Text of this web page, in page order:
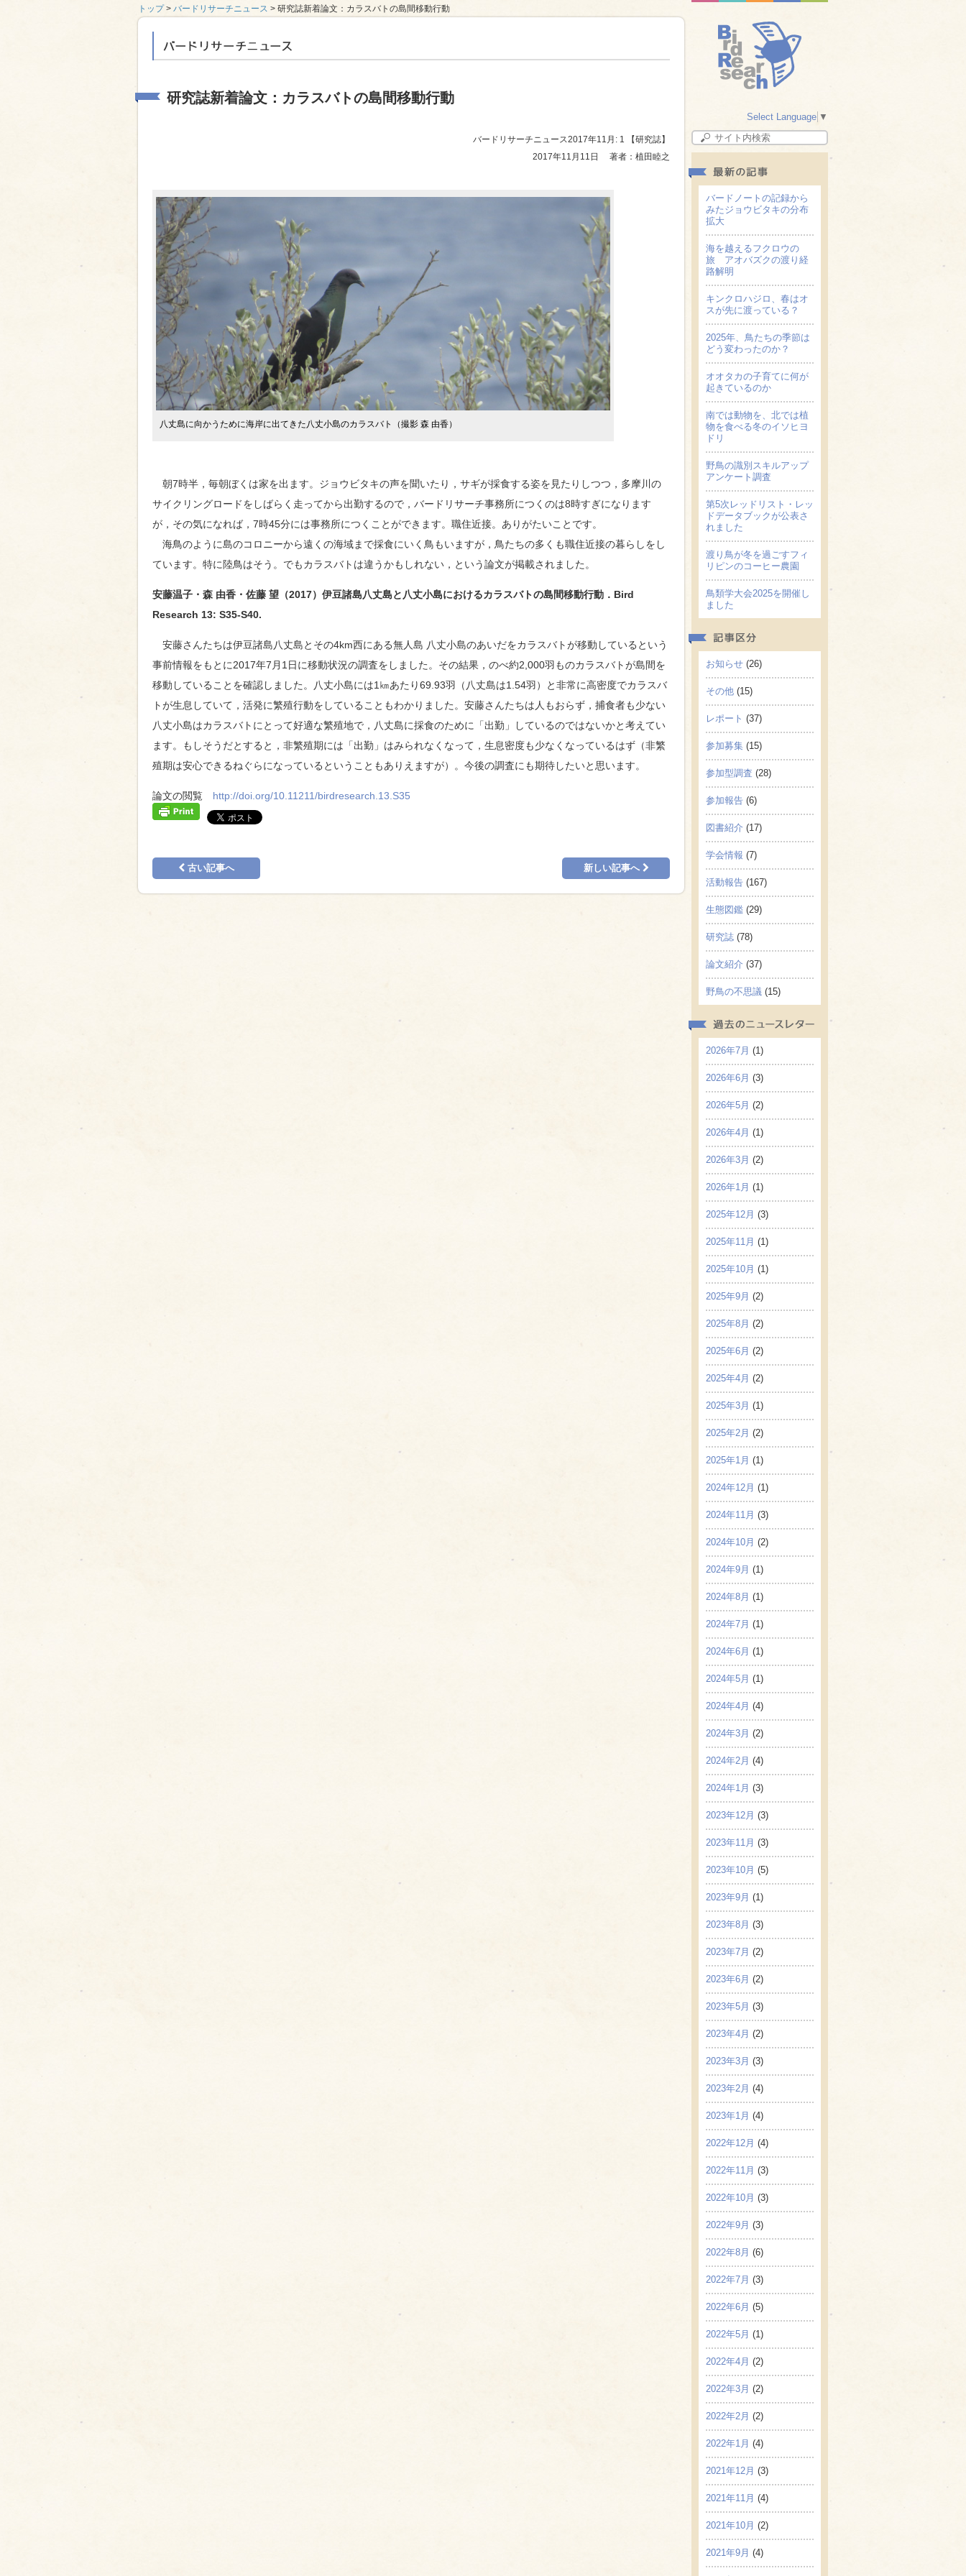
トップ> バードリサーチニュース > 研究誌新着論文：カラスバトの島間移動行動
研究誌新着論文：カラスバトの島間移動行動
バードリサーチニュース2017年11月: 1
【研究誌】
2017年11月11日
著者：植田睦之
八丈島に向かうために海岸に出てきた八丈小島のカラスバト（撮影 森 由香）
朝7時半，毎朝ぼくは家を出ます。ジョウビタキの声を聞いたり，サギが採食する姿を見たりしつつ，多摩川の
サイクリングロードをしばらく走ってから出勤するので，バードリサーチ事務所につくのは8時すぎになります
が，その気になれば，7時45分には事務所につくことができます。職住近接。ありがたいことです。
海鳥のように島のコロニーから遠くの海域まで採食にいく鳥もいますが，鳥たちの多くも職住近接の暮らしをし
ています。特に陸鳥はそう。でもカラスバトは違うかもしれない，という論文が掲載されました。
安藤温子・森 由香・佐藤 望（2017）伊豆諸島八丈島と八丈小島におけるカラスバトの島間移動行動．Bird
Research 13: S35-S40.
安藤さんたちは伊豆諸島八丈島とその4km西にある無人島 八丈小島のあいだをカラスバトが移動しているという
事前情報をもとに2017年7月1日に移動状況の調査をしました。その結果，のべ約2,000羽ものカラスバトが島間を
移動していることを確認しました。八丈小島には1㎞あたり69.93羽（八丈島は1.54羽）と非常に高密度でカラスバ
トが生息していて，活発に繁殖行動をしていることもわかりました。安藤さんたちは人もおらず，捕食者も少ない
八丈小島はカラスバトにとって好適な繁殖地で，八丈島に採食のために「出勤」しているのではないかと考えてい
ます。もしそうだとすると，非繁殖期には「出勤」はみられなくなって，生息密度も少なくなっているはず（非繁
殖期は安心できるねぐらになっているということもありえますが）。今後の調査にも期待したいと思います。
論文の閲覧 http://doi.org/10.11211/birdresearch.13.S35
古い記事へ 新しい記事へ
Select Language ▼
バードノートの記録から
みたジョウビタキの分布
拡大
海を越えるフクロウの
旅 アオバズクの渡り経
路解明
キンクロハジロ、春はオ
スが先に渡っている？
2025年、鳥たちの季節は
どう変わったのか？
オオタカの子育てに何が
起きているのか
南では動物を、北では植
物を食べる冬のイソヒヨ
ドリ
野鳥の識別スキルアップ
アンケート調査
第5次レッドリスト・レッ
ドデータブックが公表さ
れました
渡り鳥が冬を過ごすフィ
リピンのコーヒー農園
鳥類学大会2025を開催し
ました
お知らせ (26)
その他 (15)
レポート (37)
参加募集 (15)
参加型調査 (28)
参加報告 (6)
図書紹介 (17)
学会情報 (7)
活動報告 (167)
生態図鑑 (29)
研究誌 (78)
論文紹介 (37)
野鳥の不思議 (15)
2026年7月 (1)
2026年6月 (3)
2026年5月 (2)
2026年4月 (1)
2026年3月 (2)
2026年1月 (1)
2025年12月 (3)
2025年11月 (1)
2025年10月 (1)
2025年9月 (2)
2025年8月 (2)
2025年6月 (2)
2025年4月 (2)
2025年3月 (1)
2025年2月 (2)
2025年1月 (1)
2024年12月 (1)
2024年11月 (3)
2024年10月 (2)
2024年9月 (1)
2024年8月 (1)
2024年7月 (1)
2024年6月 (1)
2024年5月 (1)
2024年4月 (4)
2024年3月 (2)
2024年2月 (4)
2024年1月 (3)
2023年12月 (3)
2023年11月 (3)
2023年10月 (5)
2023年9月 (1)
2023年8月 (3)
2023年7月 (2)
2023年6月 (2)
2023年5月 (3)
2023年4月 (2)
2023年3月 (3)
2023年2月 (4)
2023年1月 (4)
2022年12月 (4)
2022年11月 (3)
2022年10月 (3)
2022年9月 (3)
2022年8月 (6)
2022年7月 (3)
2022年6月 (5)
2022年5月 (1)
2022年4月 (2)
2022年3月 (2)
2022年2月 (2)
2022年1月 (4)
2021年12月 (3)
2021年11月 (4)
2021年10月 (2)
2021年9月 (4)